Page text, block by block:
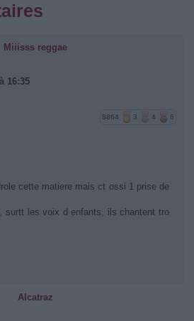
Miiisss reggae
16:35
8864 3 4 6
cette matiere mais ct ossi 1 prise de
surtt les voix d enfants, ils chantent tro
Alcatraz